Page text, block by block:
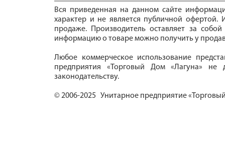
Вся приведенная на данном сайте
характер и не является публичной офертой.
продаже. Производитель оставляет за
информацию о товаре можно получить у
Любое коммерческое использование
предприятия «Торговый Дом «Лагуна» не
законодательству.
© 2006-2025 Унитарное предприятие